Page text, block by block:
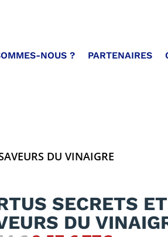
NOUS ? PARTENAIRES
DU VINAIGRE
SECRETS ET
DU